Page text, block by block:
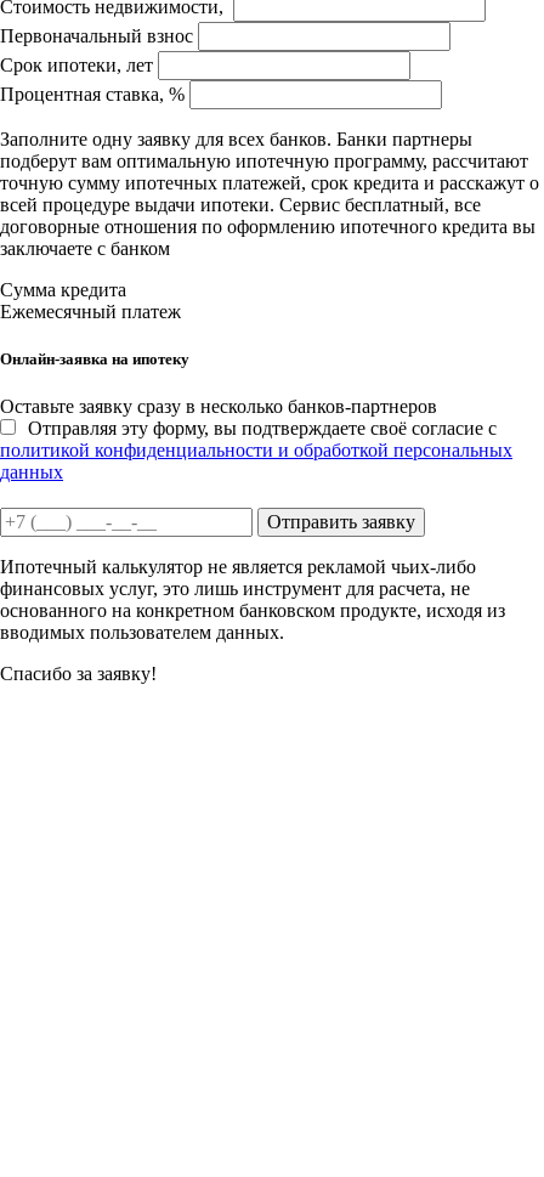
Стоимость недвижимости,
Первоначальный взнос
Срок ипотеки, лет
Процентная ставка, %
Заполните одну заявку для всех банков. Банки партнеры
подберут вам оптимальную ипотечную программу, рассчитают
точную сумму ипотечных платежей, срок кредита и расскажут о
всей процедуре выдачи ипотеки. Сервис бесплатный, все
договорные отношения по оформлению ипотечного кредита вы
заключаете с банком
Сумма кредита
Ежемесячный платеж
Онлайн-заявка на ипотеку
Оставьте заявку сразу в несколько банков-партнеров
Отправляя эту форму, вы подтверждаете своё согласие с
политикой конфиденциальности и обработкой персональных
данных
Отправить заявку
Ипотечный калькулятор не является рекламой чьих-либо
финансовых услуг, это лишь инструмент для расчета, не
основанного на конкретном банковском продукте, исходя из
вводимых пользователем данных.
Спасибо за заявку!